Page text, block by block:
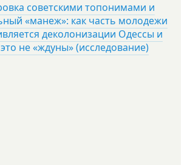
советскими топонимами и
«манеж»: как часть молодежи
деколонизации Одессы и
не «ждуны» (исследование)